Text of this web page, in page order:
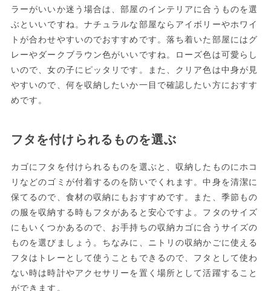
ラーがいいか迷う場合は、部屋のインテリアに合うものを選
ぶといいですね。ナチュラルな部屋ならアイボリーやホワイ
トが合わせやすいのでおすすめです。落ち着いた部屋にはグ
レーやダークブラウン色がいいですね。ローズ色は可愛らし
いので、女の子にピッタリです。また、クリア色は中身が見
やすいので、何を収納したいか一目で確認したい方におすす
めです。
フタを付けられるものを選ぶ
カゴにフタを付けられるものを選ぶと、収納したものにホコ
リなどのゴミが付着するのを防いでくれます。中身を清潔に
保てるので、食材の収納にもおすすめです。また、季節もの
の服を収納する時もフタがあると安心ですよ。フタのサイズ
にもいくつかあるので、お手持ちの収納カゴに合うサイズの
ものを選びましょう。ちなみに、ニトリの収納かごに使える
フタはトレーとして使うこともできるので、フタとして使わ
ない時は時計やアクセサリーを置く場所として活躍すること
ができます。